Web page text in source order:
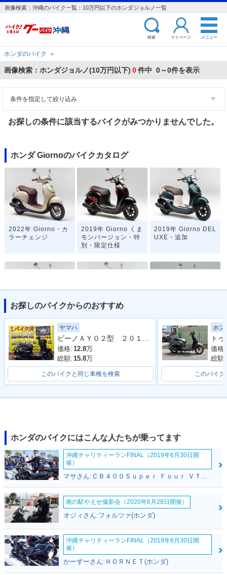
画像検索：沖縄のバイク一覧：10万円以下のホンダジョルノ一覧
検索 マイページ メニュー
ホンダのバイク ＞
画像検索：ホンダジョルノ(10万円以下) 0件中 0～0件を表示
条件を指定して絞り込み
お探しの条件に該当するバイクがみつかりませんでした。
ホンダ Giornoのバイクカタログ
2022年 Giorno・カ
ラーチェンジ
2019年 Giorno くま
モンバージョン・特
別・限定仕様
2019年 Giorno DEL
UXE・追加
2019年 Giorno・カ
ラーチェンジ
様
2018年 Giorno くま
モンバージョン・特
別・限定仕様
別・限定仕様
2014年 Giorno DEL
UXE・カラーチェン
2014年 Giorno・カ
ラーチェンジ
2014年 Giorno DEL
UXE・追加
お探しのバイクからのおすすめ
ヤマハ
ビーノＡＹ０２型 ２０１８年モデル
価格: 12.8万
総額: 15.8万
このバイクと同じ車種を検索
ホン
価格:
総額:
このバイク
ホンダのバイクにはこんな人たちが乗ってます
沖縄チャリティーランFINAL（2019年6月30日開
催）
マサさん:ＣＢ４００Ｓｕｐｅｒ Ｆｏｕｒ ＶＴＥＣ ＳＰＥＣ２(ホンダ)
南の駅やえせ撮影会（2020年6月28日開催）
オジィさん:フォルツァ(ホンダ)
沖縄チャリティーランFINAL（2019年6月30日開
催）
かーずーさん:ＨＯＲＮＥＴ(ホンダ)